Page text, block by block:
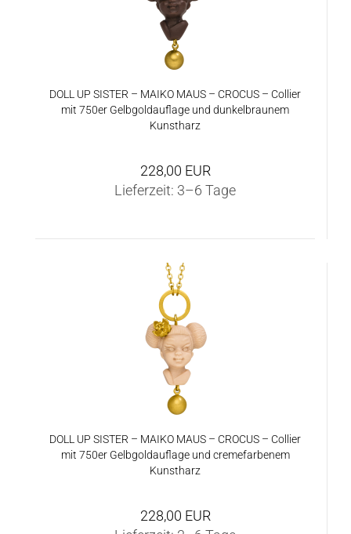
DOLL UP SIS­TER – MAIKO MAUS – CRO­CUS – Col­lier
mit 750er Gelb­gold­auf­la­ge und dun­kel­brau­nem
Kunst­harz
228,00 EUR
Lieferzeit: 3–6 Tage
DOLL UP SIS­TER – MAIKO MAUS – CRO­CUS – Col­lier
mit 750er Gelb­gold­auf­la­ge und creme­far­be­nem
Kunst­harz
228,00 EUR